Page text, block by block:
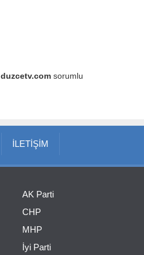
duzcetv.com sorumlu
İLETİŞİM
AK Parti
CHP
MHP
İyi Parti